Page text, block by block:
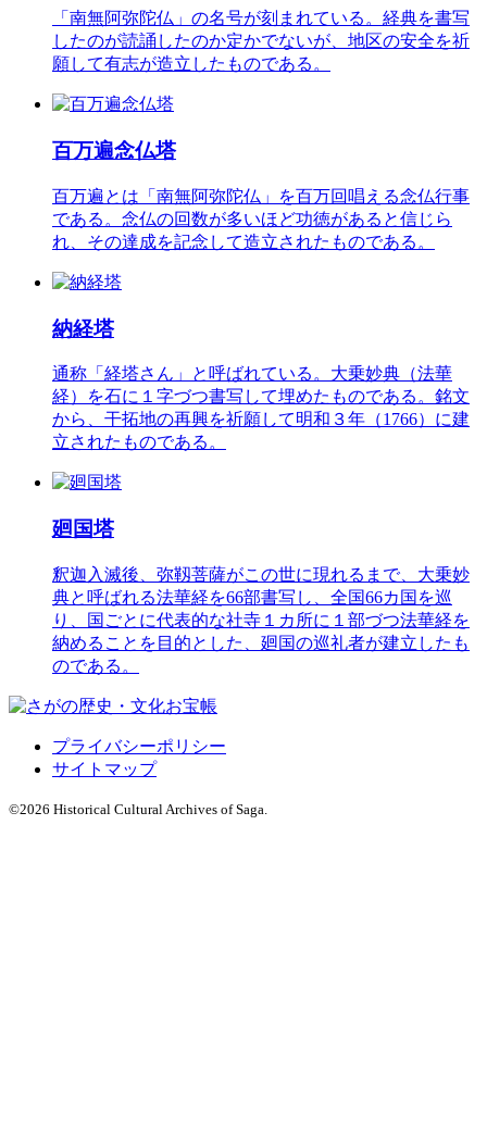
「南無阿弥陀仏」の名号が刻まれている。経典を書写
したのが読誦したのか定かでないが、地区の安全を祈
願して有志が造立したものである。
百万遍念仏塔
百万遍とは「南無阿弥陀仏」を百万回唱える念仏行事
である。念仏の回数が多いほど功徳があると信じら
れ、その達成を記念して造立されたものである。
納経塔
通称「経塔さん」と呼ばれている。大乗妙典（法華
経）を石に１字づつ書写して埋めたものである。銘文
から、干拓地の再興を祈願して明和３年（1766）に建
立されたものである。
廻国塔
釈迦入滅後、弥靱菩薩がこの世に現れるまで、大乗妙
典と呼ばれる法華経を66部書写し、全国66カ国を巡
り、国ごとに代表的な社寺１カ所に１部づつ法華経を
納めることを目的とした、廻国の巡礼者が建立したも
のである。
プライバシーポリシー
サイトマップ
©2026 Historical Cultural Archives of Saga.